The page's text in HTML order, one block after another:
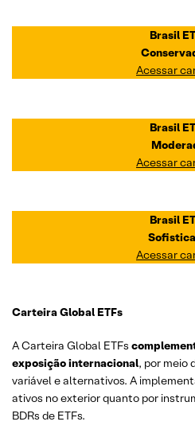
Brasil
Acessar
Brasil
Acessar
Brasil
Acessar
Carteira Global ETFs
A Carteira Global ETFs
exposição internacional, por meio
variável e alternativos. A
ativos no exterior quanto por
BDRs de ETFs.